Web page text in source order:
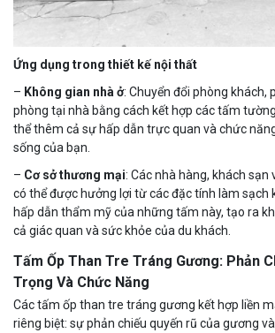
Ứng dụng trong thiết kế nội thất
– Không gian nhà ở: Chuyển đổi phòng khách,
phòng tại nhà bằng cách kết hợp các tấm
thể thêm cả sự hấp dẫn trực quan và chức
sống của bạn.
– Cơ sở thương mại: Các nhà hàng, khách sạn
có thể được hưởng lợi từ các đặc tính làm sạch
hấp dẫn thẩm mỹ của những tấm này, tạo ra
cả giác quan và sức khỏe của du khách.
Tấm Ốp Than Tre Tráng Gương: Phản
Trọng Và Chức Năng
Các tấm ốp than tre tráng gương kết hợp liền
riêng biệt: sự phản chiếu quyến rũ của gương